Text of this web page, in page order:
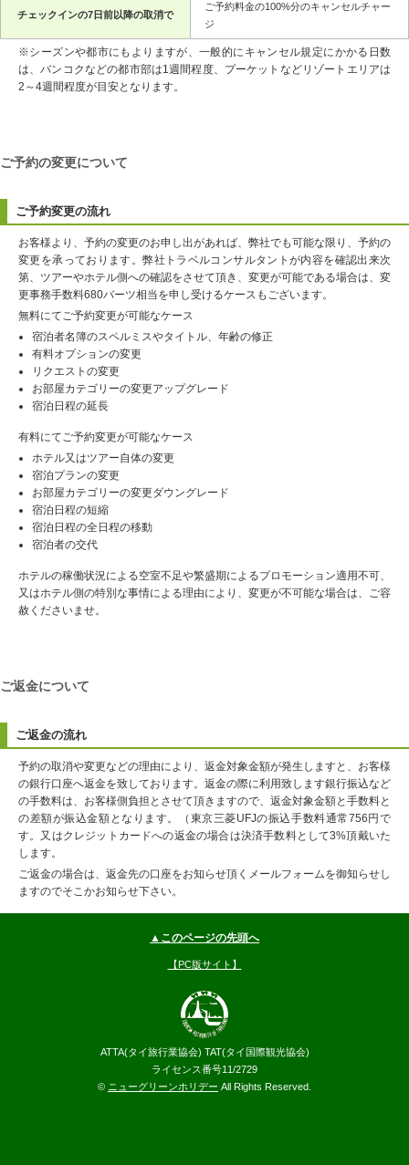
チェックインの7日前以降の取消で
ご予約料金の100%分のキャンセルチャー
ジ
※シーズンや都市にもよりますが、一般的にキャンセル規定にかかる日数
は、バンコクなどの都市部は1週間程度、プーケットなどリゾートエリアは
2～4週間程度が目安となります。
ご予約の変更について
ご予約変更の流れ
お客様より、予約の変更のお申し出があれば、弊社でも可能な限り、予約の
変更を承っております。弊社トラベルコンサルタントが内容を確認出来次
第、ツアーやホテル側への確認をさせて頂き、変更が可能である場合は、変
更事務手数料680バーツ相当を申し受けるケースもございます。
無料にてご予約変更が可能なケース
宿泊者名簿のスペルミスやタイトル、年齢の修正
有料オプションの変更
リクエストの変更
お部屋カテゴリーの変更アップグレード
宿泊日程の延長
有料にてご予約変更が可能なケース
ホテル又はツアー自体の変更
宿泊プランの変更
お部屋カテゴリーの変更ダウングレード
宿泊日程の短縮
宿泊日程の全日程の移動
宿泊者の交代
ホテルの稼働状況による空室不足や繁盛期によるプロモーション適用不可、
又はホテル側の特別な事情による理由により、変更が不可能な場合は、ご容
赦くださいませ。
ご返金について
ご返金の流れ
予約の取消や変更などの理由により、返金対象金額が発生しますと、お客様
の銀行口座へ返金を致しております。返金の際に利用致します銀行振込など
の手数料は、お客様側負担とさせて頂きますので、返金対象金額と手数料と
の差額が振込金額となります。（東京三菱UFJの振込手数料通常756円で
す。又はクレジットカードへの返金の場合は決済手数料として3%頂戴いた
します。
ご返金の場合は、返金先の口座をお知らせ頂くメールフォームを御知らせし
ますのでそこかお知らせ下さい。
▲このページの先頭へ
【PC版サイト】
ATTA(タイ旅行業協会) TAT(タイ国際観光協会)
ライセンス番号11/2729
© ニューグリーンホリデー All Rights Reserved.